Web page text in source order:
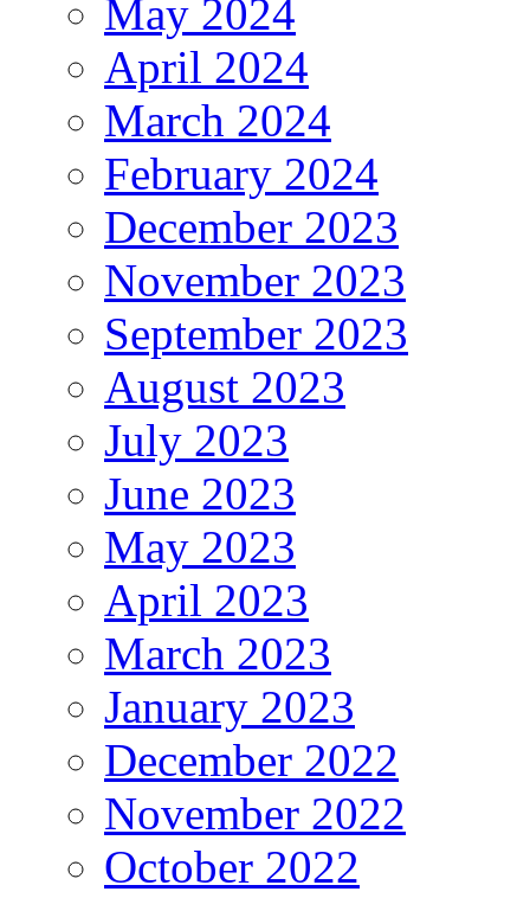
May 2024
April 2024
March 2024
February 2024
December 2023
November 2023
September 2023
August 2023
July 2023
June 2023
May 2023
April 2023
March 2023
January 2023
December 2022
November 2022
October 2022